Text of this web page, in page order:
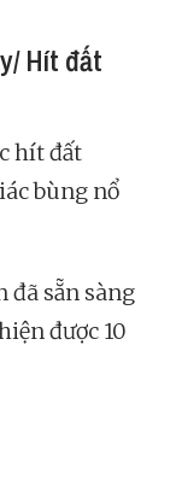
Hít đất
hít đất
bùng nổ
đã sẵn sàng
được 10